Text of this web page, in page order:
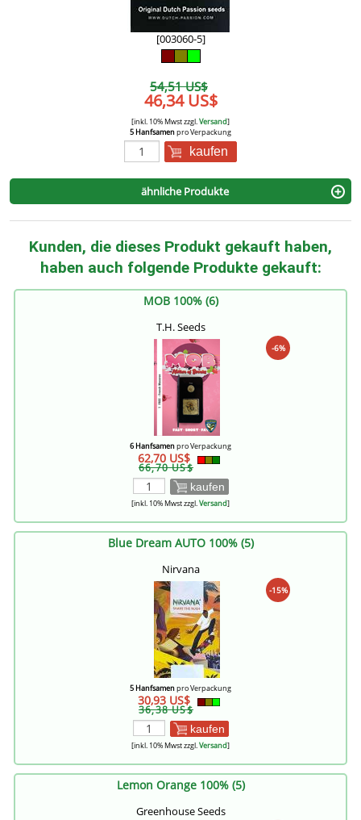
[003060-5]
54,51 US$
46,34 US$
[inkl. 10% Mwst zzgl.Versand]
5 Hanfsamenpro Verpackung
kaufen
ähnliche Produkte
Kunden, die dieses Produkt gekauft haben,
haben auch folgende Produkte gekauft:
MOB 100% (6)
T.H. Seeds
-6%
6 Hanfsamenpro Verpackung
62,70 US$
66,70 US$
kaufen
[inkl. 10% Mwst zzgl.Versand]
Blue Dream AUTO 100% (5)
Nirvana
-15%
5 Hanfsamenpro Verpackung
30,93 US$
36,38 US$
kaufen
[inkl. 10% Mwst zzgl.Versand]
Lemon Orange 100% (5)
Greenhouse Seeds